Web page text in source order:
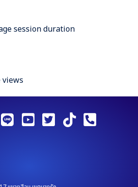
session duration
views